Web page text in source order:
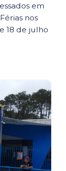
em
nos
18 de julho